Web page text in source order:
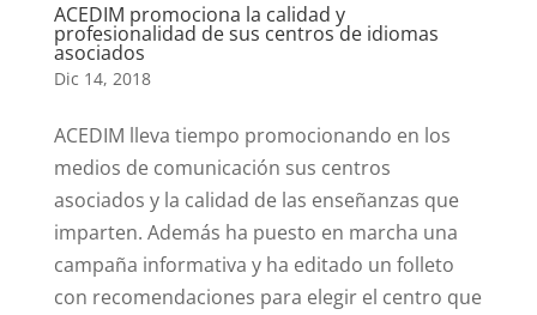
ACEDIM promociona la calidad y
profesionalidad de sus centros de idiomas
asociados
Dic 14, 2018
ACEDIM lleva tiempo promocionando en los
medios de comunicación sus centros
asociados y la calidad de las enseñanzas que
imparten. Además ha puesto en marcha una
campaña informativa y ha editado un folleto
con recomendaciones para elegir el centro que